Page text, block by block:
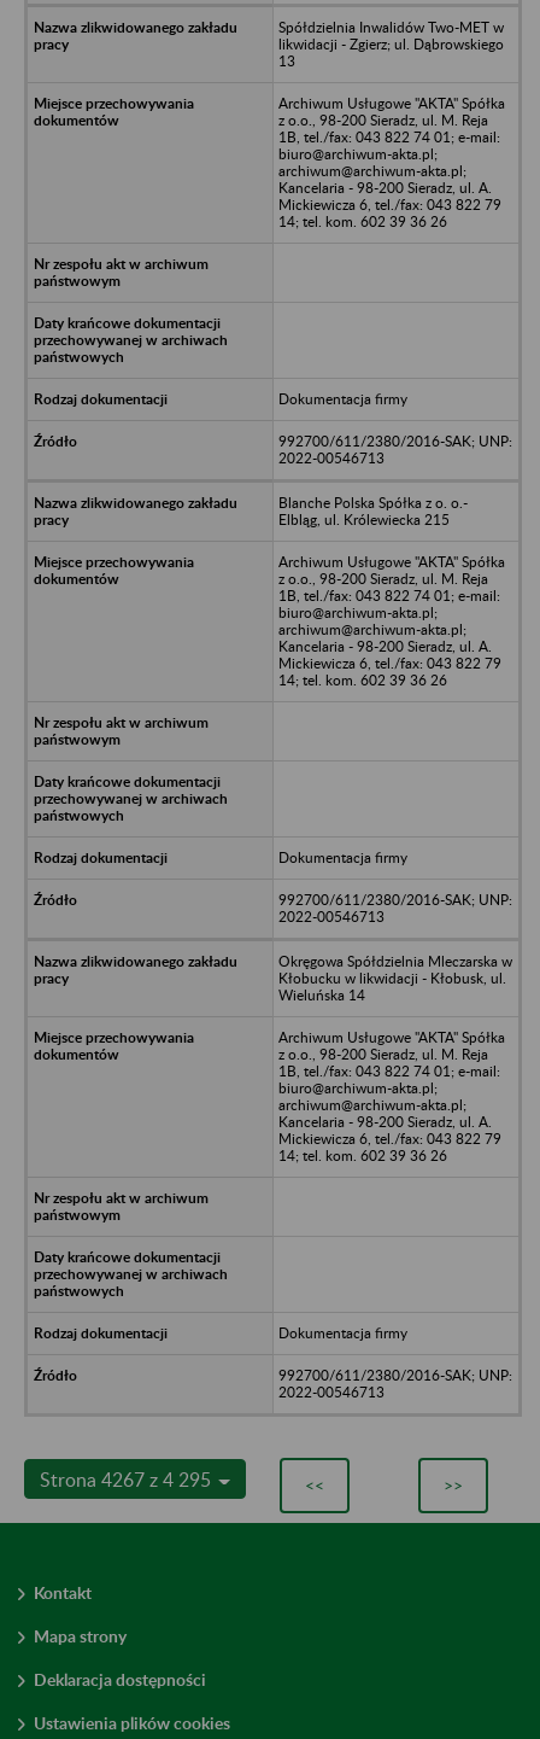
Spółdzielnia Inwalidów Two-MET w
likwidacji - Zgierz; ul. Dąbrowskiego
13
Archiwum Usługowe "AKTA" Spółka
z o.o., 98-200 Sieradz, ul. M. Reja
1B, tel./fax: 043 822 74 01; e-mail:
biuro@archiwum-akta.pl;
archiwum@archiwum-akta.pl;
Kancelaria - 98-200 Sieradz, ul. A.
Mickiewicza 6, tel./fax: 043 822 79
14; tel. kom. 602 39 36 26
Dokumentacja firmy
992700/611/2380/2016-SAK; UNP:
2022-00546713
Blanche Polska Spółka z o. o.-
Elbląg, ul. Królewiecka 215
Archiwum Usługowe "AKTA" Spółka
z o.o., 98-200 Sieradz, ul. M. Reja
1B, tel./fax: 043 822 74 01; e-mail:
biuro@archiwum-akta.pl;
archiwum@archiwum-akta.pl;
Kancelaria - 98-200 Sieradz, ul. A.
Mickiewicza 6, tel./fax: 043 822 79
14; tel. kom. 602 39 36 26
Dokumentacja firmy
992700/611/2380/2016-SAK; UNP:
2022-00546713
Okręgowa Spółdzielnia Mleczarska w
Kłobucku w likwidacji - Kłobusk, ul.
Wieluńska 14
Archiwum Usługowe "AKTA" Spółka
z o.o., 98-200 Sieradz, ul. M. Reja
1B, tel./fax: 043 822 74 01; e-mail:
biuro@archiwum-akta.pl;
archiwum@archiwum-akta.pl;
Kancelaria - 98-200 Sieradz, ul. A.
Mickiewicza 6, tel./fax: 043 822 79
14; tel. kom. 602 39 36 26
Dokumentacja firmy
992700/611/2380/2016-SAK; UNP:
2022-00546713
Strona 4267 z 4 295 << >>
Kontakt
Mapa strony
Deklaracja dostępności
Ustawienia plików cookies